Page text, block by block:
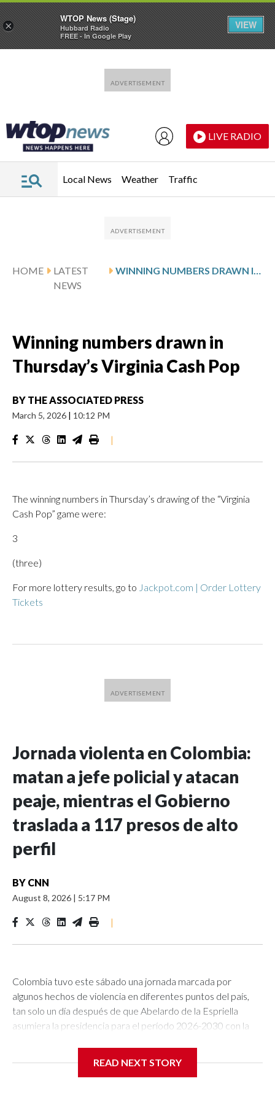
LIVE RADIO
Local News Weather Traffic
HOME
LATEST
NEWS
WINNING NUMBERS DRAWN IN THURSDAY’S VIRGINIA CASH POP
Winning numbers drawn in
Thursday’s Virginia Cash Pop
BY THE ASSOCIATED PRESS
March 5, 2026 | 10:12 PM
|
The winning numbers in Thursday’s drawing of the “Virginia
Cash Pop” game were:
3
(three)
For more lottery results, go to Jackpot.com | Order Lottery
Tickets
Jornada violenta en Colombia:
matan a jefe policial y atacan
peaje, mientras el Gobierno
traslada a 117 presos de alto
perfil
BY CNN
August 8, 2026 | 5:17 PM
|
Colombia tuvo este sábado una jornada marcada por
algunos hechos de violencia en diferentes puntos del país,
tan solo un día después de que Abelardo de la Espriella
asumiera la presidencia para el período 2026-2030 con la
ataque con explosivos lanzados con drones hacia una
READ NEXT STORY
×
WTOP News (Stage)
Hubbard Radio
FREE - In Google Play
VIEW